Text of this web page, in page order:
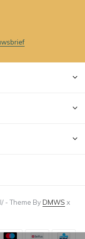
- Theme ByDMWS x